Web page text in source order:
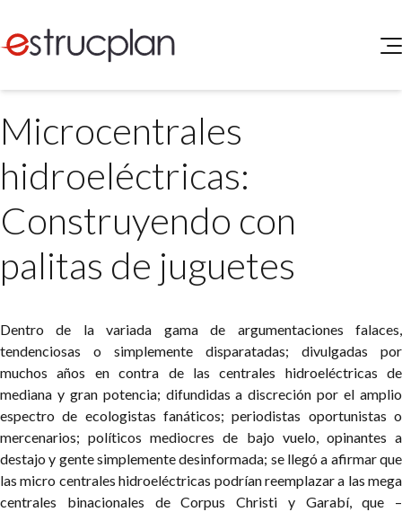
SERVICIOS
Medio Ambiente
Legislación
INGRESAR
Portal de Clientes
Buscador de Legislación
Matriz Premium
Microcentrales
hidroeléctricas:
Construyendo con
palitas de juguetes
Dentro de la variada gama de argumentaciones falaces,
tendenciosas o simplemente disparatadas; divulgadas por
muchos años en contra de las centrales hidroeléctricas de
mediana y gran potencia; difundidas a discreción por el amplio
espectro de ecologistas fanáticos; periodistas oportunistas o
mercenarios; políticos mediocres de bajo vuelo, opinantes a
destajo y gente simplemente desinformada; se llegó a afirmar que
las micro centrales hidroeléctricas podrían reemplazar a las mega
centrales binacionales de Corpus Christi y Garabí, que –